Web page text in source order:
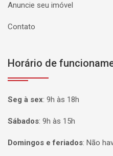
Anuncie seu imóvel
Contato
Horário de
Seg à sex: 9h às 18h
Sábados: 9h às 15h
Domingos e feriados: Não